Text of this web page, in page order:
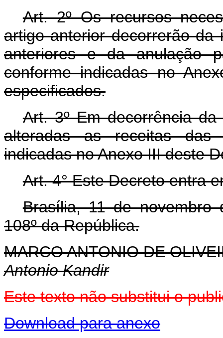
Art. 2º Os recursos
artigo anterior decorrerão da
anteriores e da anulação
conforme indicadas no
especificados.
Art. 3º Em decorrência
alteradas as receitas das
indicadas no Anexo III deste
Art. 4° Este Decreto entra
Brasília, 11 de novembro
108º da República.
MARCO ANTONIO DE
Antonio Kandir
Este texto não substitui o
Download para anexo